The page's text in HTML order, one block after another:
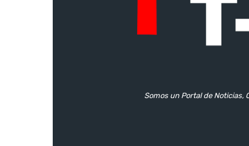
Somos un Portal de Noticias,